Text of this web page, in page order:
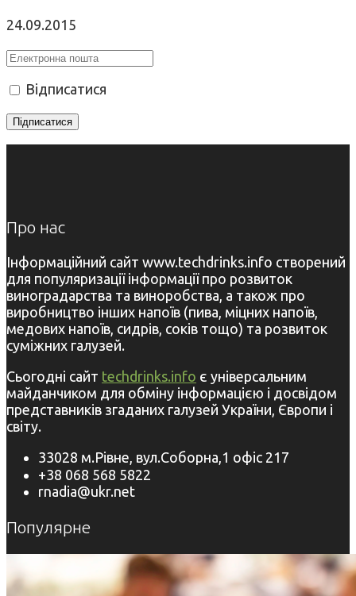
24.09.2015
Відписатися
Про нас
Інформаційний сайт www.techdrinks.info створений
для популяризації інформації про розвиток
виноградарства та виноробства, а також про
виробництво інших напоїв (пива, міцних напоїв,
медових напоїв, сидрів, соків тощо) та розвиток
суміжних галузей.
Сьогодні сайт techdrinks.info є універсальним
майданчиком для обміну інформацією і досвідом
представників згаданих галузей України, Європи і
світу.
33028 м.Рівне, вул.Соборна,1 офіс 217
+38 068 568 5822
rnadia@ukr.net
Популярне